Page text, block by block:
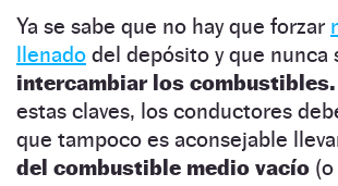
Ya se sabe que no hay que forzar
llenado del depósito y que nunca
intercambiar los combustibles.
estas claves, los conductores
que tampoco es aconsejable
del combustible medio vacío